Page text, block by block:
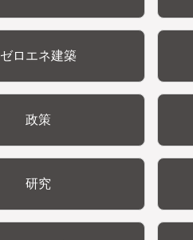
ゼロエネ建築
政策
研究